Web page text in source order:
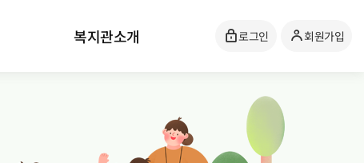
복지관소개 로그인 회원가입